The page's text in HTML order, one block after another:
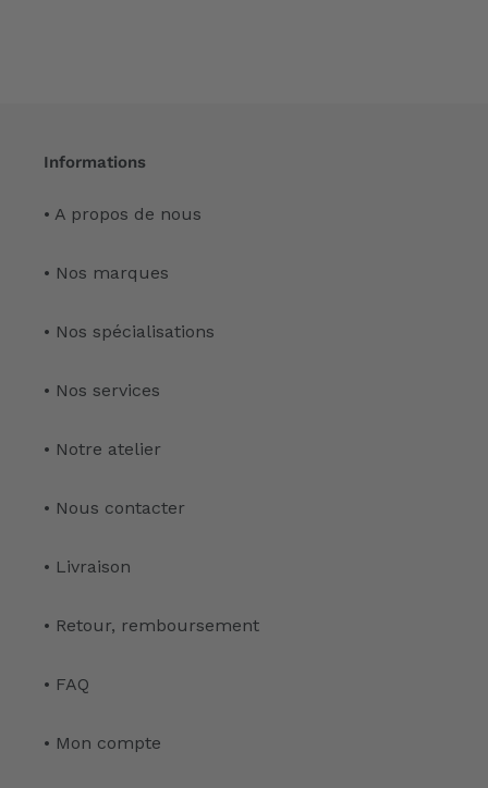
Informations
• A propos de nous
• Nos marques
• Nos spécialisations
• Nos services
• Notre atelier
• Nous contacter
• Livraison
• Retour, remboursement
• FAQ
• Mon compte